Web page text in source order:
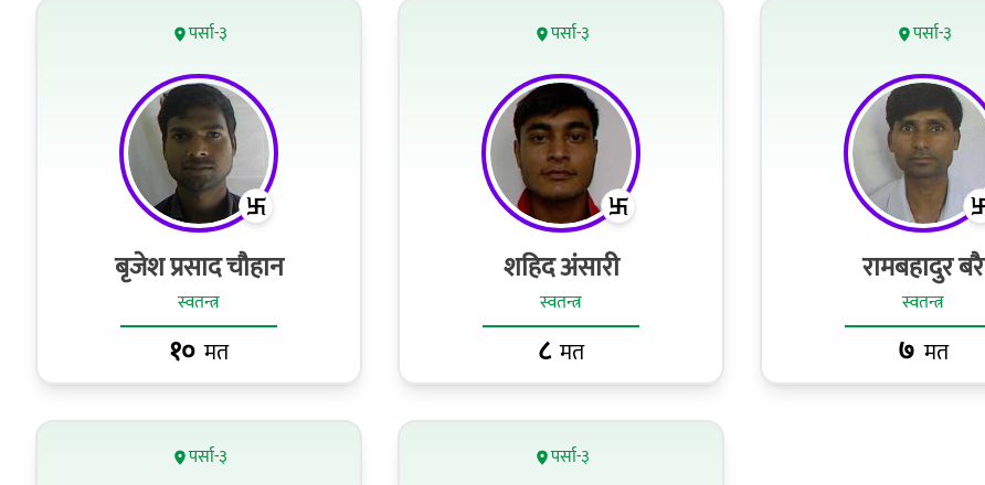
पर्सा-३
बृजेश प्रसाद चौहान
स्वतन्त्र
१० मत
पर्सा-३
शहिद अंसारी
स्वतन्त्र
८ मत
पर्सा-३
रामबहादुर बरै
स्वतन्त्र
७ मत
पर्सा-३ पर्सा-३